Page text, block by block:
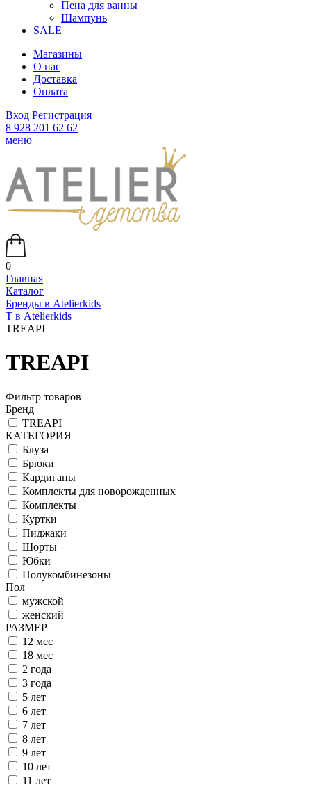
Пена для ванны
Шампунь
SALE
Магазины
О нас
Доставка
Оплата
Вход Регистрация
8 928 201 62 62
меню
0
Главная
Каталог
Бренды в Atelierkids
T в Atelierkids
TREAPI
TREAPI
Фильтр товаров
Бренд
TREAPI
КАТЕГОРИЯ
Блуза
Брюки
Кардиганы
Комплекты для новорожденных
Комплекты
Куртки
Пиджаки
Шорты
Юбки
Полукомбинезоны
Пол
мужской
женский
РАЗМЕР
12 мес
18 мес
2 года
3 года
5 лет
6 лет
7 лет
8 лет
9 лет
10 лет
11 лет